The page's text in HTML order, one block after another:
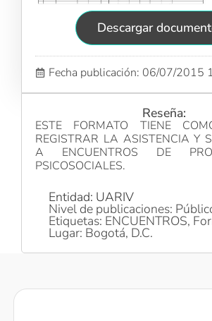
Descargar
Fecha publicación: 06/07/2015
Reseña:
ESTE FORMATO TIENE
REGISTRAR LA ASISTENCIA Y
A ENCUENTROS DE
PSICOSOCIALES.
Entidad: UARIV
Nivel de publicaciones:
Etiquetas: ENCUENTROS,
Lugar: Bogotá, D.C.